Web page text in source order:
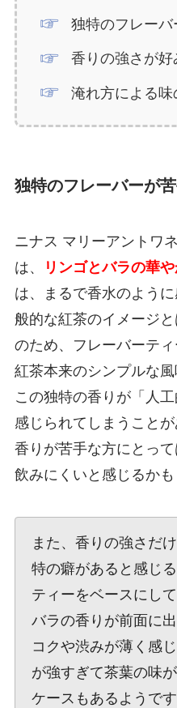
独特のフレー
香りの強さが好
淹れ方による味
独特のフレーバーが
ニナス マリーアントワ
は、
リンゴとバラの華
は、まるで香水のよう
般的な紅茶のイメージ
のため、フレーバーティ
紅茶本来のシンプルな風
この独特の香りが「人
感じられてしまうこと
香りが苦手な方にとっ
飲みにくいと感じるかも
また、香りの強さだ
特の癖があると感じ
ティーをベースにし
バラの香りが前面に
コクや渋みが薄く感
が強すぎて茶葉の味
ケースもあるようです